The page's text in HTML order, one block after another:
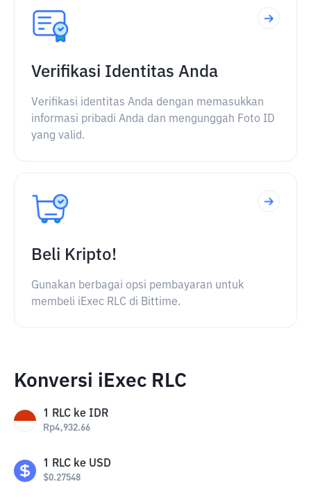
Verifikasi Identitas Anda
Verifikasi identitas Anda dengan memasukkan
informasi pribadi Anda dan mengunggah Foto ID
yang valid.
Beli Kripto!
Gunakan berbagai opsi pembayaran untuk
membeli iExec RLC di Bittime.
Konversi iExec RLC
1 RLC ke IDR
Rp4,932.66
1 RLC ke USD
$0.27548